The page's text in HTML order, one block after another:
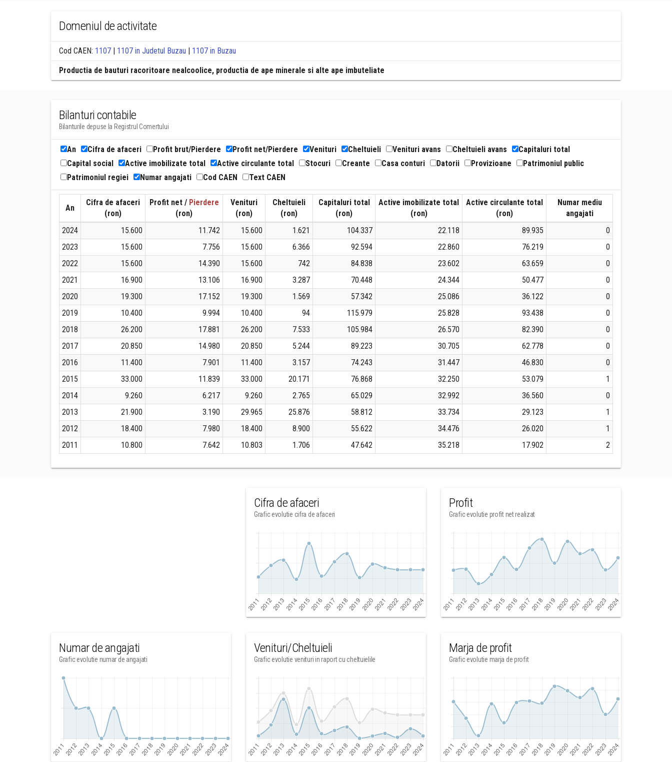
Domeniul de activitate
Cod CAEN: 1107 | 1107 in Judetul Buzau | 1107 in Buzau
Productia de bauturi racoritoare nealcoolice, productia de ape minerale si alte ape imbuteliate
Bilanturi contabile
Bilanturile depuse la Registrul Comertului
An Cifra de afaceri Profit brut/Pierdere Profit net/Pierdere Venituri Cheltuieli Venituri avans Cheltuieli avans
Capitaluri total
Capital social
Active imobilizate total Active circulante total Stocuri Creante Casa conturi Datorii Provizioane
Patrimoniul public
Patrimoniul regiei
Numar angajati Cod CAEN Text CAEN
An
Cifra de afaceri
(ron)
Profit net / Pierdere
(ron)
Venituri
(ron)
Cheltuieli
(ron)
Capitaluri total
(ron)
Active imobilizate total
(ron)
Active circulante total
(ron)
Numar mediu
angajati
2024
15.600 11.742 15.600 1.621 104.337 22.118 89.935
0
2023
15.600 7.756 15.600 6.366 92.594 22.860 76.219
0
2022
15.600 14.390 15.600 742 84.838 23.602 63.659
0
2021
16.900 13.106 16.900 3.287 70.448 24.344 50.477
0
2020
19.300 17.152 19.300 1.569 57.342 25.086 36.122
0
2019
10.400 9.994 10.400 94 115.979 25.828 93.438
0
2018
26.200 17.881 26.200 7.533 105.984 26.570 82.390
0
2017
20.850 14.980 20.850 5.244 89.223 30.705 62.778
0
2016
11.400 7.901 11.400 3.157 74.243 31.447 46.830
0
2015
33.000 11.839 33.000 20.171 76.868 32.250 53.079
1
2014
9.260 6.217 9.260 2.765 65.029 32.992 36.560
0
2013
21.900 3.190 29.965 25.876 58.812 33.734 29.123
1
2012
18.400 7.980 18.400 8.900 55.622 34.476 26.020
1
2011
10.800 7.642 10.803 1.706 47.642 35.218 17.902 2
Cifra de afaceri
Grafic evolutie cifra de afaceri
Profit
Grafic evolutie profit net realizat
Numar de angajati
Grafic evolutie numar de angajati
Venituri/Cheltuieli
Grafic evolutie venituri in raport cu cheltuielile
Marja de profit
Grafic evolutie marja de profit